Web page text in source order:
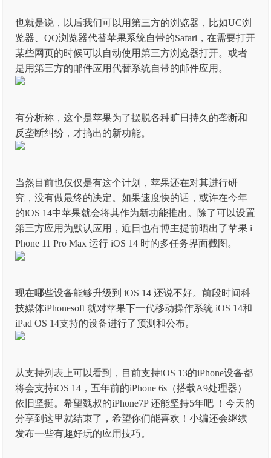
也就是说，以后我们可以用第三方的浏览器，比如UC浏
览器、QQ浏览器代替苹果系统自带的Safari，在需要打开
某些网页的时候可以自动使用第三方浏览器打开。或者
是用第三方的邮件应用代替系统自带的邮件应用。
有分析称，这个是苹果为了摆脱各种旷日持久的垄断和
反垄断纠纷，才搞出的新功能。
当然目前也仅仅是有这个计划，苹果还在对其进行研
究，没有做最终的决定。如果速度快的话，或许在今年
的iOS 14中苹果就会将其作为新功能推出。除了可以设置
第三方应用为默认应用，近日也有博主提前晒出了苹果 i
Phone 11 Pro Max 运行 iOS 14 时的多任务界面截图。
现在哪些设备能够升级到 iOS 14 还说不好。前段时间科
技媒体iPhonesoft 就对苹果下一代移动操作系统 iOS 14和
iPad OS 14支持的设备进行了预测和公布。
从支持列表上可以看到，目前支持iOS 13的iPhone设备都
将会支持iOS 14，五年前的iPhone 6s（搭载A9处理器）
依旧坚挺。希望魏叔的iPhone7P 还能坚持5年吧 ！今天的
分享到这里就结束了，希望你们能喜欢！小编还会继续
发布一些有趣好玩的应用技巧。